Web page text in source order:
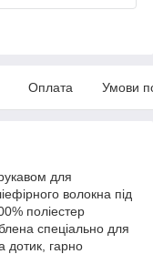
Оплата Умови
для
волокна під
поліестер
спеціально для
дотик, гарно